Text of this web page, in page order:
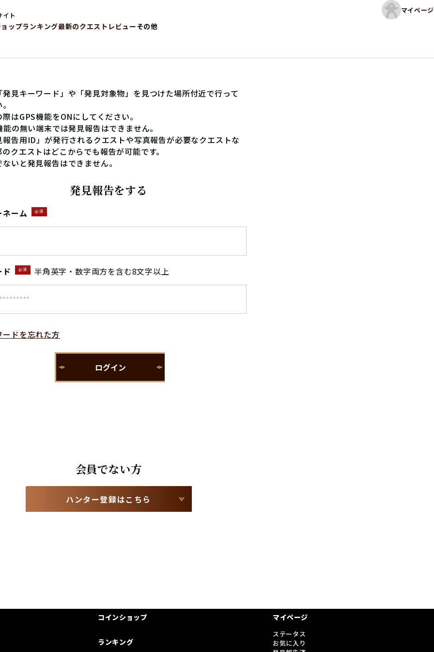
イト
マイページ
ップランキング最新のクエストレビューその他
発見キーワード」や「発見対象物」を見つけた場所付近で行って
はGPS機能をONにしてください。
の無い端末では発見報告はできません。
告用ID」が発行されるクエストや写真報告が必要なクエストな
のクエストはどこからでも報告が可能です。
いと発見報告はできません。
発見報告をする
ネーム 必須
ド 必須 半角英字・数字両方を含む8文字以上
ードを忘れた方
会員でない方
ハンター登録はこちら
コインショップ
ランキング
マイページ
ステータス
お気に入り